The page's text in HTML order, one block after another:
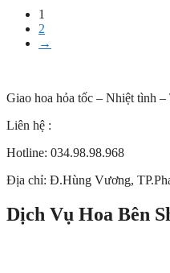
1
2
→
Giao hoa hỏa tốc – Nhiệt tình –
Liên hệ :
Hotline: 034.98.98.968
Địa chỉ: Đ.Hùng Vương,
Dịch Vụ Hoa Bên